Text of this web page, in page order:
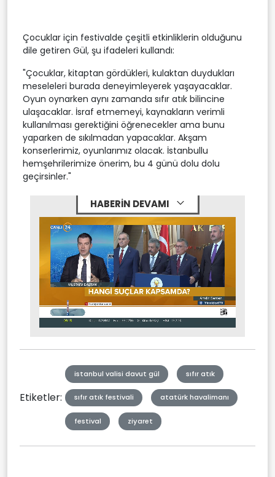
Çocuklar için festivalde çeşitli etkinliklerin olduğunu
dile getiren Gül, şu ifadeleri kullandı:
"Çocuklar, kitaptan gördükleri, kulaktan duydukları
meseleleri burada deneyimleyerek yaşayacaklar.
Oyun oynarken aynı zamanda sıfır atık bilincine
ulaşacaklar. İsraf etmemeyi, kaynakların verimli
kullanılması gerektiğini öğrenecekler ama bunu
yaparken de sıkılmadan yapacaklar. Akşam
konserlerimiz, oyunlarımız olacak. İstanbullu
hemşehrilerimize önerim, bu 4 günü dolu dolu
geçirsinler."
HABERİN DEVAMI
Unmute Stream
Etiketler:
istanbul valisi davut gül sıfır atık
sıfır atık festivali atatürk havalimanı
festival ziyaret